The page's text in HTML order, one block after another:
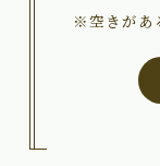
※空きがあ